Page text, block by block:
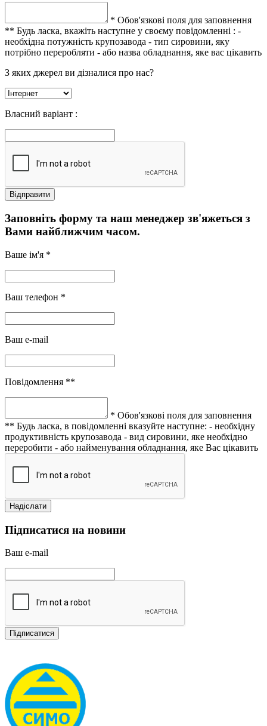
* Обов'язкові поля для заповнення
** Будь ласка, вкажіть наступне у своєму повідомленні : -
необхідна потужність крупозавода - тип сировини, яку
потрібно переробляти - або назва обладнання, яке вас цікавить
З яких джерел ви дізналися про нас?
Власний варіант :
Заповніть форму та наш менеджер зв'яжеться з
Вами найближчим часом.
Ваше ім'я *
Ваш телефон *
Ваш e-mail
Повідомлення **
* Обов'язкові поля для заповнення
** Будь ласка, в повідомленні вказуйте наступне: - необхідну
продуктивність крупозавода - вид сировини, яке необхідно
переробити - або найменування обладнання, яке Вас цікавить
Підписатися на новини
Ваш e-mail